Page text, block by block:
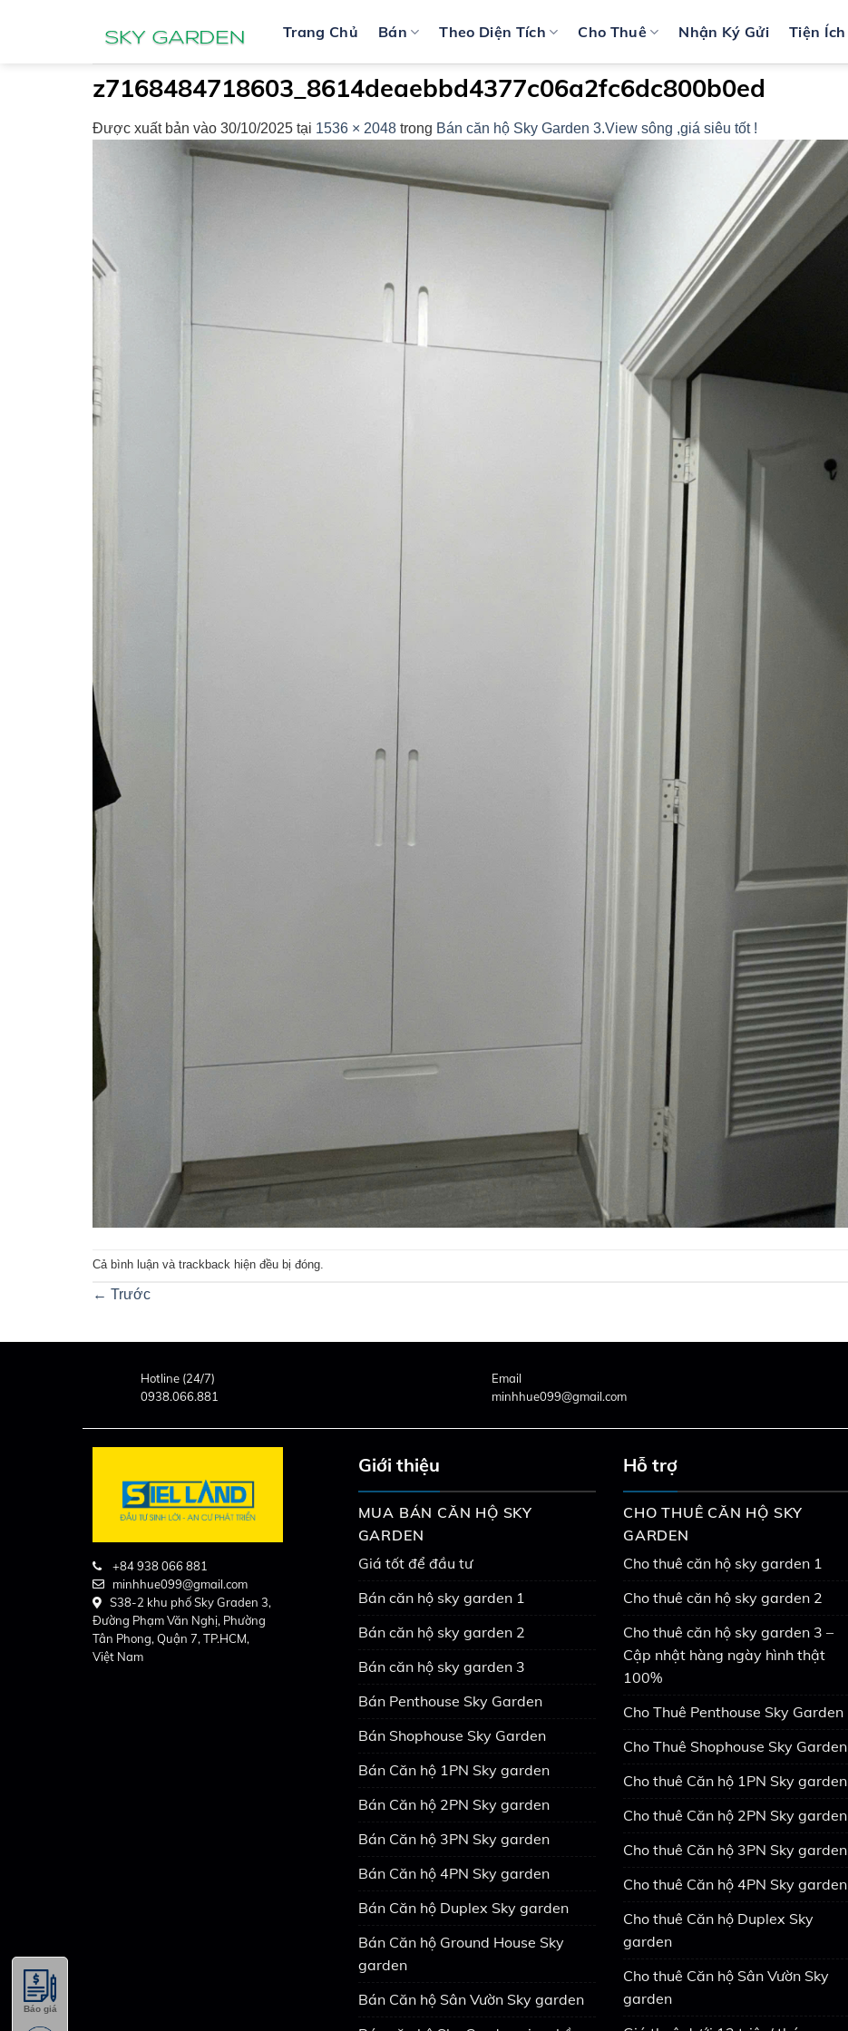
Trang Chủ Bán Theo Diện Tích Cho Thuê Nhận Ký Gửi Tiện Ích
z7168484718603_8614deaebbd4377c06a2fc6dc800b0ed
Được xuất bản vào 30/10/2025 tại 1536 × 2048 trong Bán căn hộ Sky Garden 3.View sông ,giá siêu tốt !
Cả bình luận và trackback hiện đều bị đóng.
← Trước
Hotline (24/7)
0938.066.881
Email
minhhue099@gmail.com
+84 938 066 881
minhhue099@gmail.com
S38-2 khu phố Sky Graden 3,
Đường Phạm Văn Nghị, Phường
Tân Phong, Quận 7, TP.HCM,
Việt Nam
Giới thiệu
MUA BÁN CĂN HỘ SKY
GARDEN
Giá tốt để đầu tư
Bán căn hộ sky garden 1
Bán căn hộ sky garden 2
Bán căn hộ sky garden 3
Bán Penthouse Sky Garden
Bán Shophouse Sky Garden
Bán Căn hộ 1PN Sky garden
Bán Căn hộ 2PN Sky garden
Bán Căn hộ 3PN Sky garden
Bán Căn hộ 4PN Sky garden
Bán Căn hộ Duplex Sky garden
Bán Căn hộ Ground House Sky
garden
Bán Căn hộ Sân Vườn Sky garden
Hỗ trợ
CHO THUÊ CĂN HỘ SKY
GARDEN
Cho thuê căn hộ sky garden 1
Cho thuê căn hộ sky garden 2
Cho thuê căn hộ sky garden 3 –
Cập nhật hàng ngày hình thật
100%
Cho Thuê Penthouse Sky Garden
Cho Thuê Shophouse Sky Garden
Cho thuê Căn hộ 1PN Sky garden
Cho thuê Căn hộ 2PN Sky garden
Cho thuê Căn hộ 3PN Sky garden
Cho thuê Căn hộ 4PN Sky garden
Cho thuê Căn hộ Duplex Sky
garden
Cho thuê Căn hộ Sân Vườn Sky
garden
Báo giá